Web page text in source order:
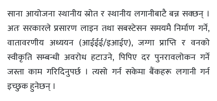
साना आयोजना स्थानीय स्रोत र स्थानीय लगानीबाटै बन्न सक्छन् ।
अतः सरकारले प्रसारण लाइन तथा सबस्टेसन समयमै निर्माण गर्ने,
वातावरणीय अध्ययन (आईईई/इआईए), जग्गा प्राप्ति र वनको
स्वीकृति सम्बन्धी अवरोध हटाउने, पिपिए दर पुनरावलोकन गर्ने
जस्ता काम गरिदिनुपर्छ । त्यसो गर्न सकेमा बैंकहरू लगानी गर्न
इच्छुक हुनेछन् ।